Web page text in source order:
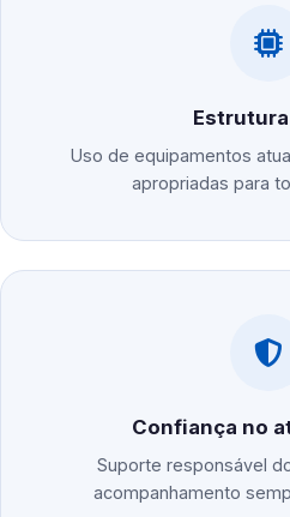
Uso de equipamentos
apropriadas para
Confiança no
Suporte responsável
acompanhamento